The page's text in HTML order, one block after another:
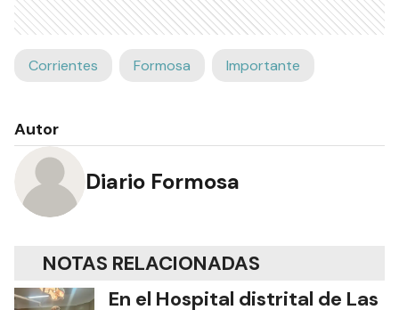
Corrientes Formosa Importante
Autor
Diario Formosa
NOTAS RELACIONADAS
En el Hospital distrital de Las